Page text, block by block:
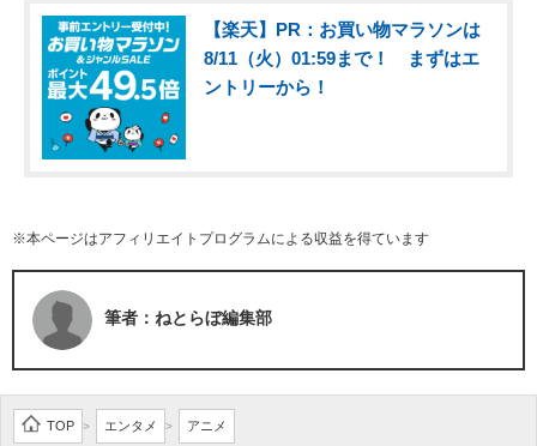
【楽天】PR：お買い物マラソンは
8/11（火）01:59まで！ まずはエ
ントリーから！
※本ページはアフィリエイトプログラムによる収益を得ています
筆者：ねとらぼ編集部
TOP > エンタメ > アニメ